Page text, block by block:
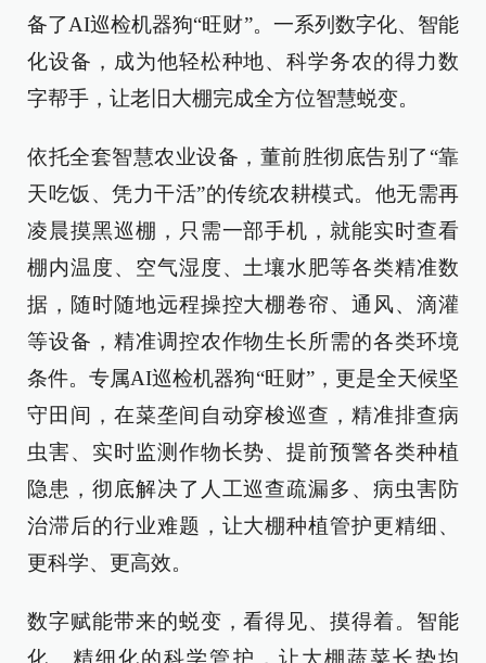
备了AI巡检机器狗“旺财”。一系列数字化、智能
化设备，成为他轻松种地、科学务农的得力数
字帮手，让老旧大棚完成全方位智慧蜕变。
依托全套智慧农业设备，董前胜彻底告别了“靠
天吃饭、凭力干活”的传统农耕模式。他无需再
凌晨摸黑巡棚，只需一部手机，就能实时查看
棚内温度、空气湿度、土壤水肥等各类精准数
据，随时随地远程操控大棚卷帘、通风、滴灌
等设备，精准调控农作物生长所需的各类环境
条件。专属AI巡检机器狗“旺财”，更是全天候坚
守田间，在菜垄间自动穿梭巡查，精准排查病
虫害、实时监测作物长势、提前预警各类种植
隐患，彻底解决了人工巡查疏漏多、病虫害防
治滞后的行业难题，让大棚种植管护更精细、
更科学、更高效。
数字赋能带来的蜕变，看得见、摸得着。智能
化、精细化的科学管护，让大棚蔬菜长势均